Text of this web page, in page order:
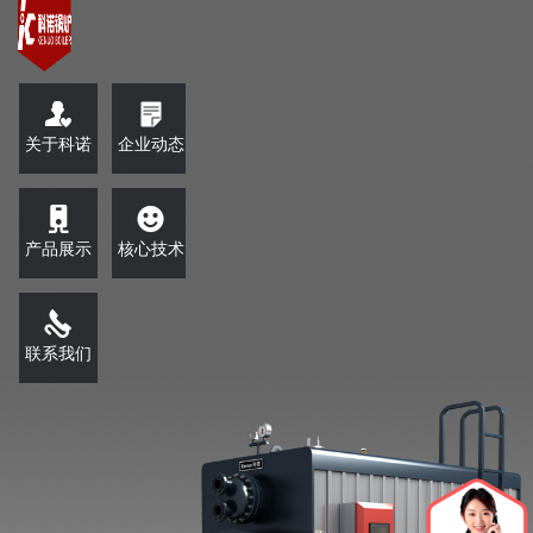
关于科诺 企业动态
产品展示 核心技术
联系我们